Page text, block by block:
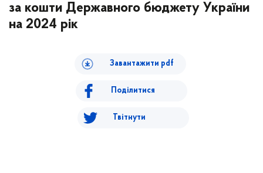
за кошти Державного бюджету України
на 2024 рік
Завантажити pdf
Поділитися
Твітнути